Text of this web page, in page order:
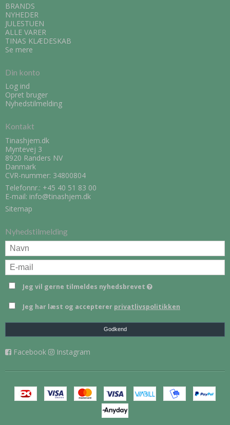
BRANDS
NYHEDER
JULESTUEN
ALLE VARER
TINAS KLÆDESKAB
Se mere
Din konto
Log ind
Opret bruger
Nyhedstilmelding
Kontakt
Tinashjem.dk
Myntevej 3
8920 Randers NV
Danmark
CVR-nummer: 34800804
Telefonnr.: +45 40 51 83 00
E-mail: info@tinashjem.dk
Sitemap
Nyhedstilmelding
Jeg vil gerne tilmeldes nyhedsbrevet
Jeg har læst og accepterer privatlivspolitikken
Godkend
Facebook Instagram